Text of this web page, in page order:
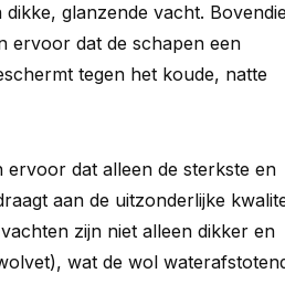
glanzende vacht.
ervoor dat de schapen een
tegen het koude, natte
dat alleen de sterkste en
aan de uitzonderlijke
zijn niet alleen dikker en
wat de wol